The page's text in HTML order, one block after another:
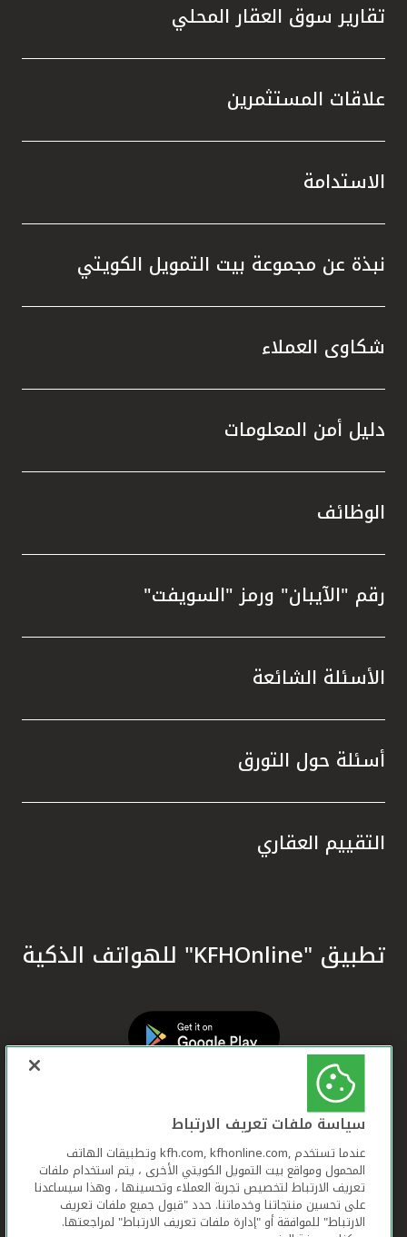
تقارير سوق العقار المحلي
علاقات المستثمرين
الاستدامة
نبذة عن مجموعة بيت التمويل الكويتي
شكاوى العملاء
دليل أمن المعلومات
الوظائف
رقم "الآيبان" ورمز "السويفت"
الأسئلة الشائعة
أسئلة حول التورق
التقييم العقاري
تطبيق "KFHOnline" للهواتف الذكية
سياسة ملفات تعريف الارتباط
عندما تستخدم ,kfh.com, kfhonline.com وتطبيقات الهاتف
المحمول ومواقع بيت التمويل الكويتي الأخرى ، يتم استخدام ملفات
تعريف الارتباط لتخصيص تجربة العملاء وتحسينها ، وهذا سيساعدنا
على تحسين منتجاتنا وخدماتنا. حدد "قبول جميع ملفات تعريف
الارتباط" للموافقة أو "إدارة ملفات تعريف الارتباط" لمراجعتها.